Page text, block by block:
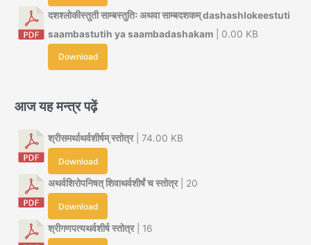
दशश्लोकीस्तुती साम्बस्तुतिः अथवा साम्बदशकम् dashashlokeestuti
saambastutih ya saambadashakam | 0.00 KB
Download
आज यह मन्त्र पढ़ें
श्रीसमर्थाथर्वशीर्षम् स्तोत्र| 74.00 KB
Download
अथर्वशिरोपनिषत् शिवाथर्वशीर्षं च स्तोत्र| 20
Download
श्रीगणपत्यथर्वशीर्ष स्तोत्र| 16